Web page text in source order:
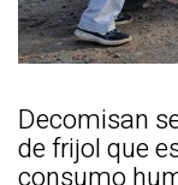
Decomisan
de frijol que